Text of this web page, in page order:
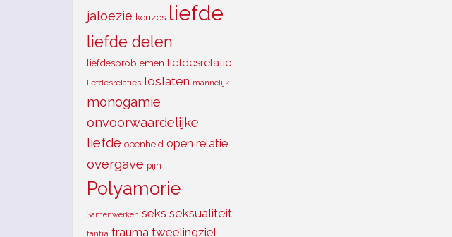
jaloezie keuzes liefde
liefde delen
liefdesproblemen liefdesrelatie
liefdesrelaties loslaten mannelijk
monogamie
onvoorwaardelijke
liefde openheid open relatie
overgave pijn
Polyamorie
Samenwerken seks seksualiteit
tantra trauma tweelingziel